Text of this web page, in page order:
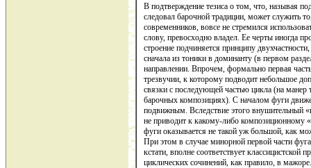
В подтверждение тезиса о том, что, называя
следовал барочной традиции, может служить
современников, вовсе не стремился
слову, превосходно владел. Ее черты иногда
строение подчиняется принципу
сначала из тоники в доминанту (в первом
направлении. Впрочем, формально первая
трезвучии, к которому подводит небольшое
связки с последующей частью цикла (на манер
барочных композициях). С началом фуги
подвижным. Вследствие этого внушительный
не приводит к какому-либо композиционному
фуги оказывается не такой уж большой, как
При этом в случае минорной первой части
кстати, вполне соответствует классицистской
циклических сочинений, как правило, в мажоре.